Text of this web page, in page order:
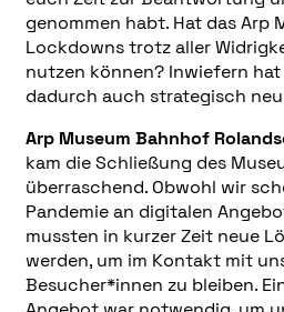
genommen habt. Hat das Arp
Lockdowns trotz aller
nutzen können? Inwiefern
dadurch auch strategisch
Arp Museum Bahnhof
kam die Schließung des
überraschend. Obwohl wir
Pandemie an digitalen
mussten in kurzer Zeit neue
werden, um im Kontakt mit
Besucher*innen zu bleiben.